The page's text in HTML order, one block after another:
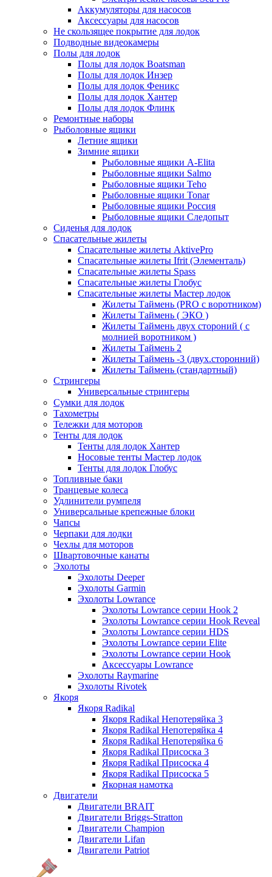
Аккумуляторы для насосов
Аксессуары для насосов
Не скользящее покрытие для лодок
Подводные видеокамеры
Полы для лодок
Полы для лодок Boatsman
Полы для лодок Инзер
Полы для лодок Феникс
Полы для лодок Хантер
Полы для лодок Флинк
Ремонтные наборы
Рыболовные ящики
Летние ящики
Зимние ящики
Рыболовные ящики A-Elita
Рыболовные ящики Salmo
Рыболовные ящики Teho
Рыболовные ящики Tonar
Рыболовные ящики Россия
Рыболовные ящики Следопыт
Сиденья для лодок
Спасательные жилеты
Спасательные жилеты AktivePro
Спасательные жилеты Ifrit (Элементаль)
Спасательные жилеты Spass
Спасательные жилеты Глобус
Спасательные жилеты Мастер лодок
Жилеты Таймень (PRO c воротником)
Жилеты Таймень ( ЭКО )
Жилеты Таймень двух стороний ( с
молнией воротником )
Жилеты Таймень 2
Жилеты Таймень -3 (двух.сторонний)
Жилеты Таймень (стандартный)
Стрингеры
Универсальные стрингеры
Сумки для лодок
Тахометры
Тележки для моторов
Тенты для лодок
Тенты для лодок Хантер
Носовые тенты Мастер лодок
Тенты для лодок Глобус
Топливные баки
Транцевые колеса
Удлинители румпеля
Универсальные крепежные блоки
Чапсы
Черпаки для лодки
Чехлы для моторов
Швартовочные канаты
Эхолоты
Эхолоты Deeper
Эхолоты Garmin
Эхолоты Lowrance
Эхолоты Lowrance серии Hook 2
Эхолоты Lowrance серии Hook Reveal
Эхолоты Lowrance серии HDS
Эхолоты Lowrance серии Elite
Эхолоты Lowrance серии Hook
Аксессуары Lowrance
Эхолоты Raymarine
Эхолоты Rivotek
Якоря
Якоря Radikal
Якоря Radikal Непотеряйка 3
Якоря Radikal Непотеряйка 4
Якоря Radikal Непотеряйка 6
Якоря Radikal Присоска 3
Якоря Radikal Присоска 4
Якоря Radikal Присоска 5
Якорная намотка
Двигатели
Двигатели BRAIT
Двигатели Briggs-Stratton
Двигатели Champion
Двигатели Lifan
Двигатели Patriot